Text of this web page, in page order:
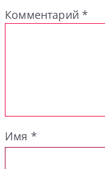
Комментарий*
Имя *